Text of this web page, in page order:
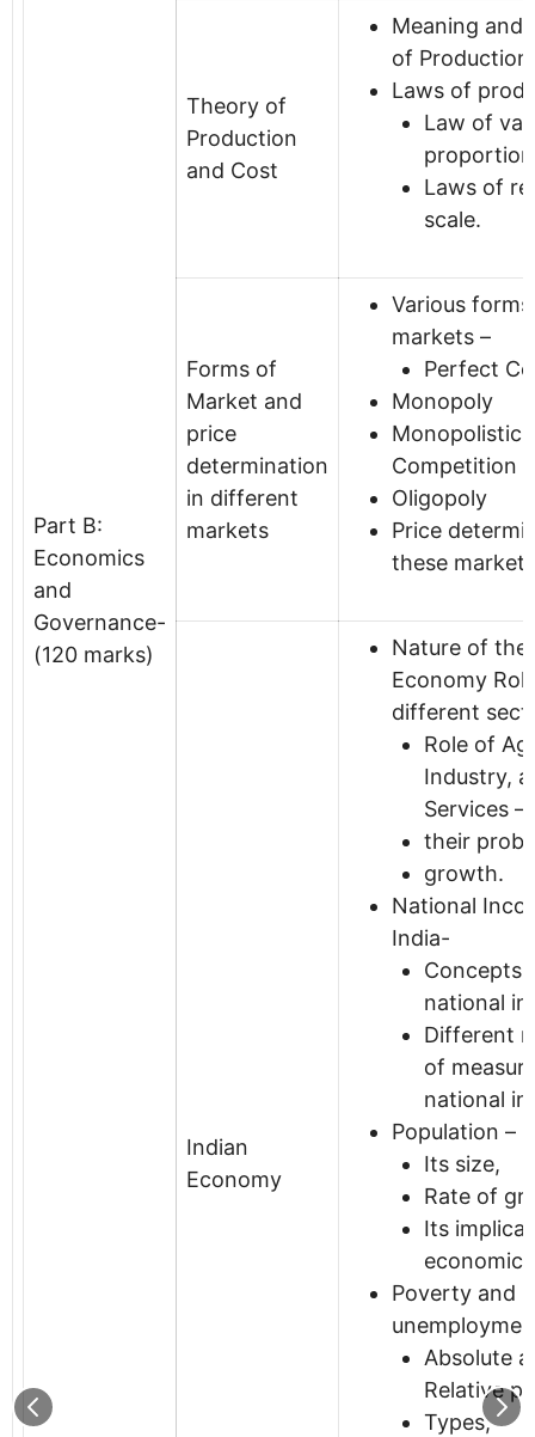
Part B:
Economics
and
Governance-
(120 marks)
Theory of
Production
and Cost
Meaning and
of Production
Laws of
Law of
Laws of
scale.
Forms of
Market and
price
determination
in different
markets
Various
markets –
Perfect
Monopoly
Monopolistic
Competition
Oligopoly
Price
these
Indian
Economy
Nature of the
Economy
different
Role of
Industry,
Services –
their
growth.
National
India-
Concepts
national
Different
of
national
Population –
Its size,
Rate of
Its
economic
Poverty and
Absolute
Relative
Types,